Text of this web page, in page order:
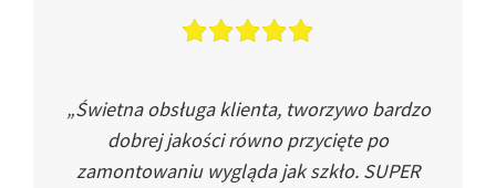
„Świetna obsługa klienta, tworzywo bardzo
dobrej jakości równo przycięte po
zamontowaniu wygląda jak szkło. SUPER